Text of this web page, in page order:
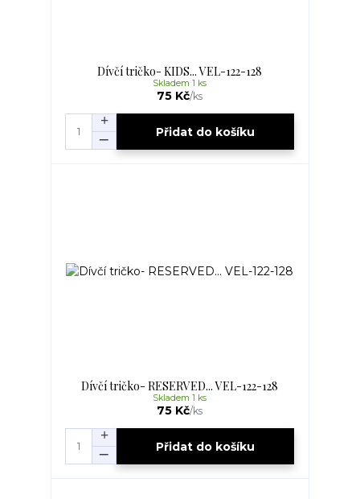
Dívčí tričko- KIDS... VEL-122-128
75 Kč/ks
Skladem 1 ks
Přidat do košíku
Dívčí tričko- RESERVED... VEL-122-128
75 Kč/ks
Skladem 1 ks
Přidat do košíku